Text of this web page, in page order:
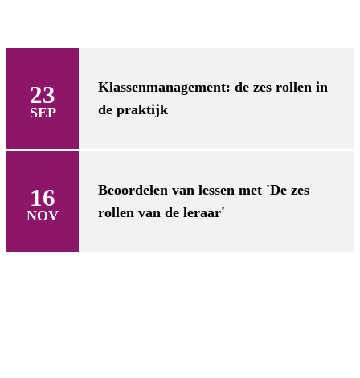
23
SEP
Klassenmanagement: de zes rollen in
de praktijk
16
NOV
Beoordelen van lessen met 'De zes
rollen van de leraar'